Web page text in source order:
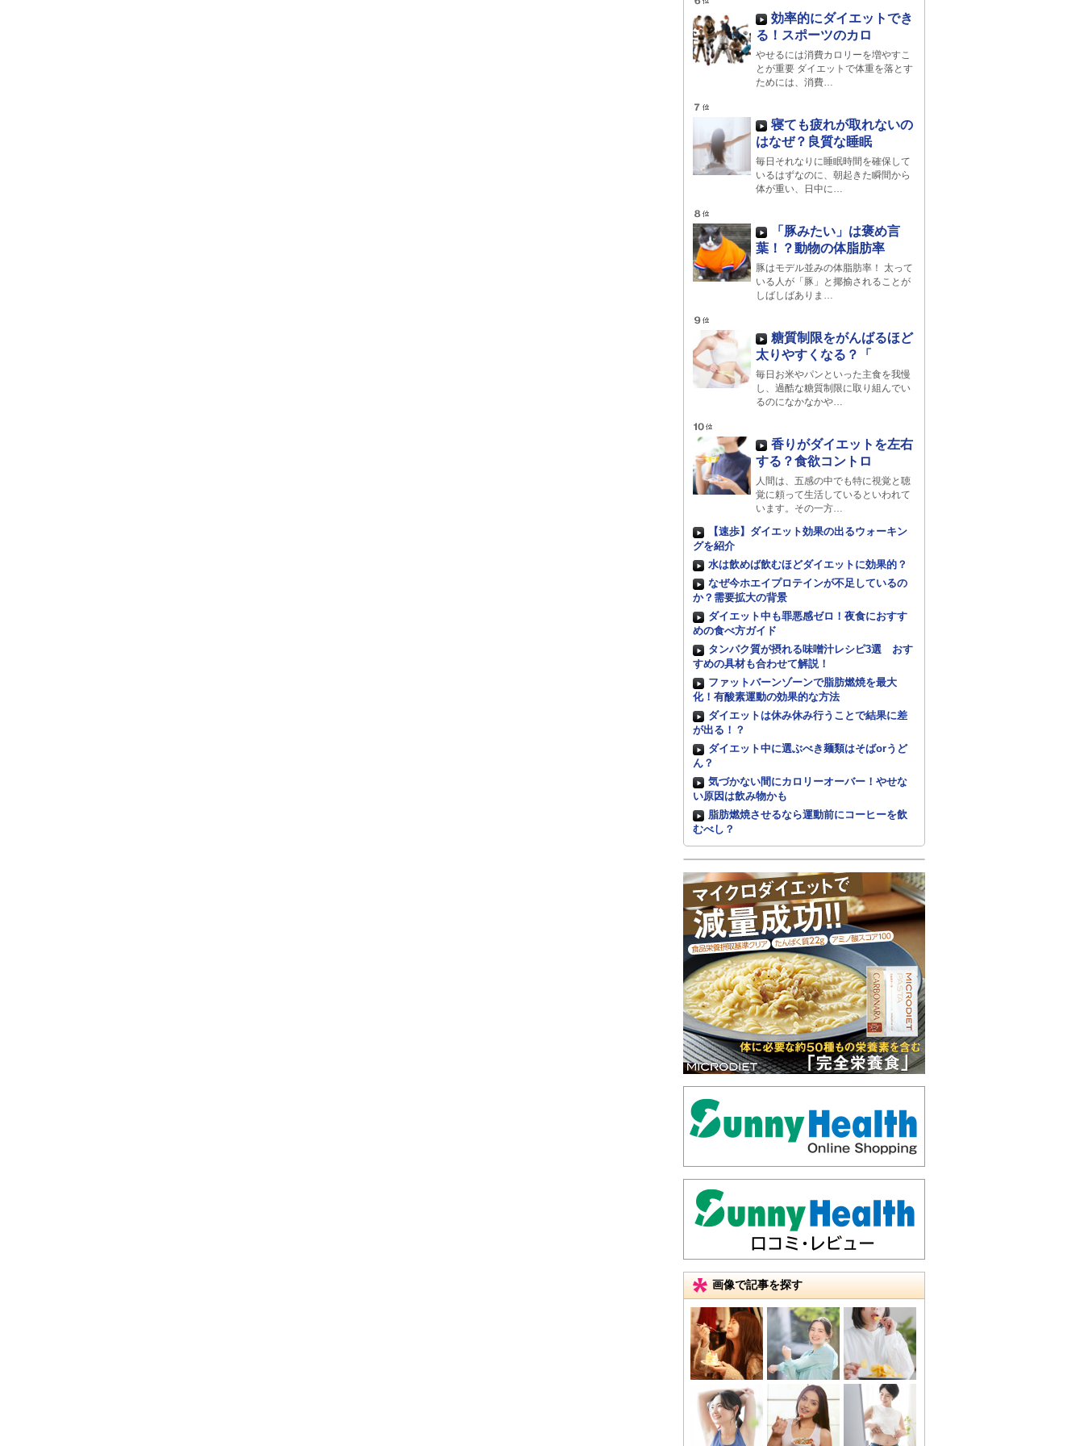
効率的にダイエットでき
る！スポーツのカロ
やせるには消費カロリーを増やすこ
とが重要 ダイエットで体重を落とす
ためには、消費…
寝ても疲れが取れないの
はなぜ？良質な睡眠
毎日それなりに睡眠時間を確保して
いるはずなのに、朝起きた瞬間から
体が重い、日中に…
「豚みたい」は褒め言
葉！？動物の体脂肪率
豚はモデル並みの体脂肪率！ 太って
いる人が「豚」と揶揄されることが
しばしばありま…
糖質制限をがんばるほど
太りやすくなる？「
毎日お米やパンといった主食を我慢
し、過酷な糖質制限に取り組んでい
るのになかなかや…
香りがダイエットを左右
する？食欲コントロ
人間は、五感の中でも特に視覚と聴
覚に頼って生活しているといわれて
います。その一方…
【速歩】ダイエット効果の出るウォーキン
グを紹介
水は飲めば飲むほどダイエットに効果的？
なぜ今ホエイプロテインが不足しているの
か？需要拡大の背景
ダイエット中も罪悪感ゼロ！夜食におすす
めの食べ方ガイド
タンパク質が摂れる味噌汁レシピ3選 おす
すめの具材も合わせて解説！
ファットバーンゾーンで脂肪燃焼を最大
化！有酸素運動の効果的な方法
ダイエットは休み休み行うことで結果に差
が出る！？
ダイエット中に選ぶべき麺類はそばorうど
ん？
気づかない間にカロリーオーバー！やせな
い原因は飲み物かも
脂肪燃焼させるなら運動前にコーヒーを飲
むべし？
画像で記事を探す